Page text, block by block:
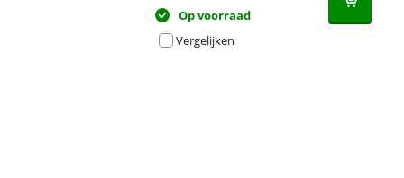
Op voorraad
Vergelijken